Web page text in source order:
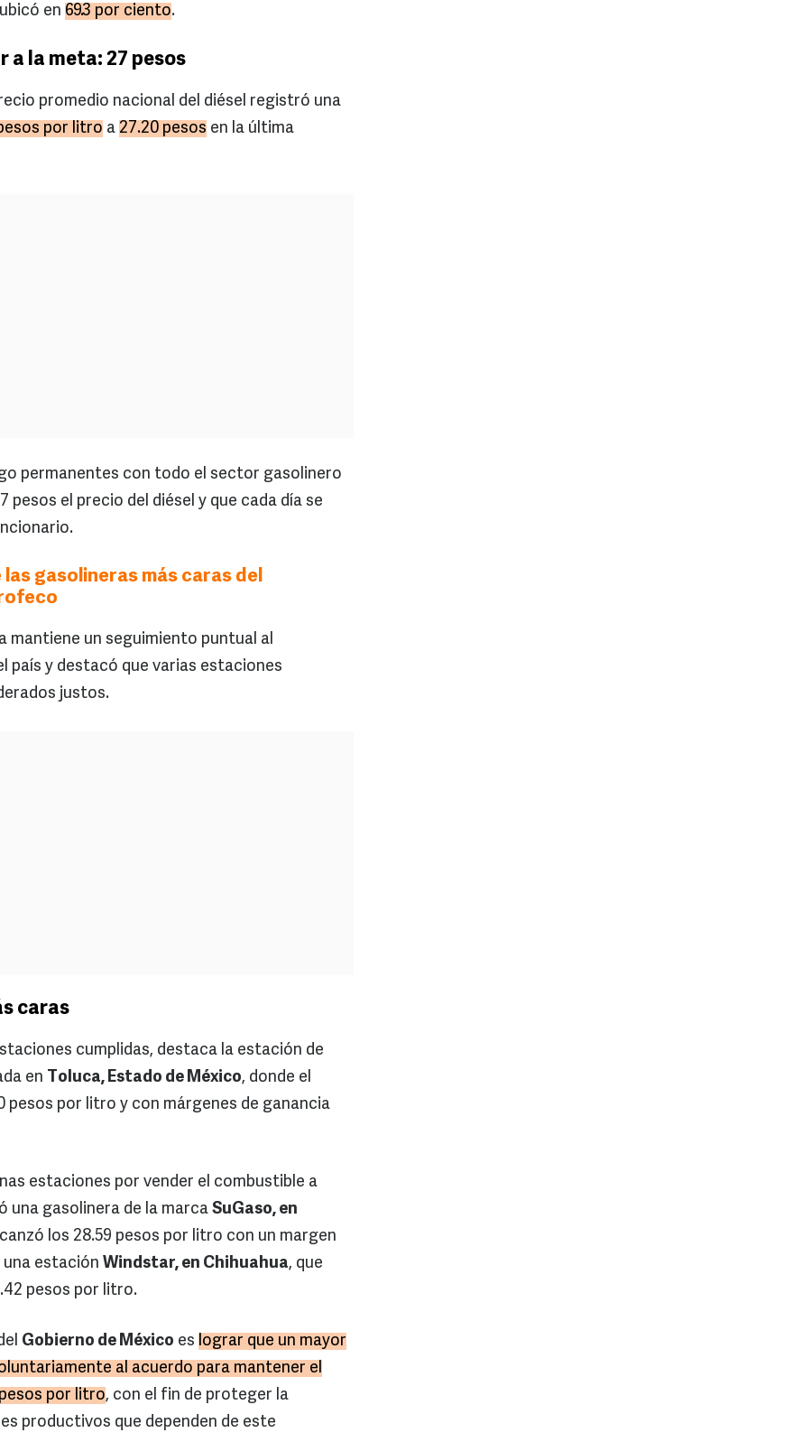
en 69.3 por ciento.
la meta: 27 pesos
promedio nacional del diésel registró una
por litro a 27.20 pesos en la última
permanentes con todo el sector gasolinero
pesos el precio del diésel y que cada día se
gasolineras más caras del
mantiene un seguimiento puntual al
país y destacó que varias estaciones
justos.
caras
cumplidas, destaca la estación de
en Toluca, Estado de México, donde el
pesos por litro y con márgenes de ganancia
estaciones por vender el combustible a
una gasolinera de la marca SuGaso, en
los 28.59 pesos por litro con un margen
una estación Windstar, en Chihuahua, que
pesos por litro.
Gobierno de México es lograr que un mayor
al acuerdo para mantener el
por litro, con el fin de proteger la
productivos que dependen de este